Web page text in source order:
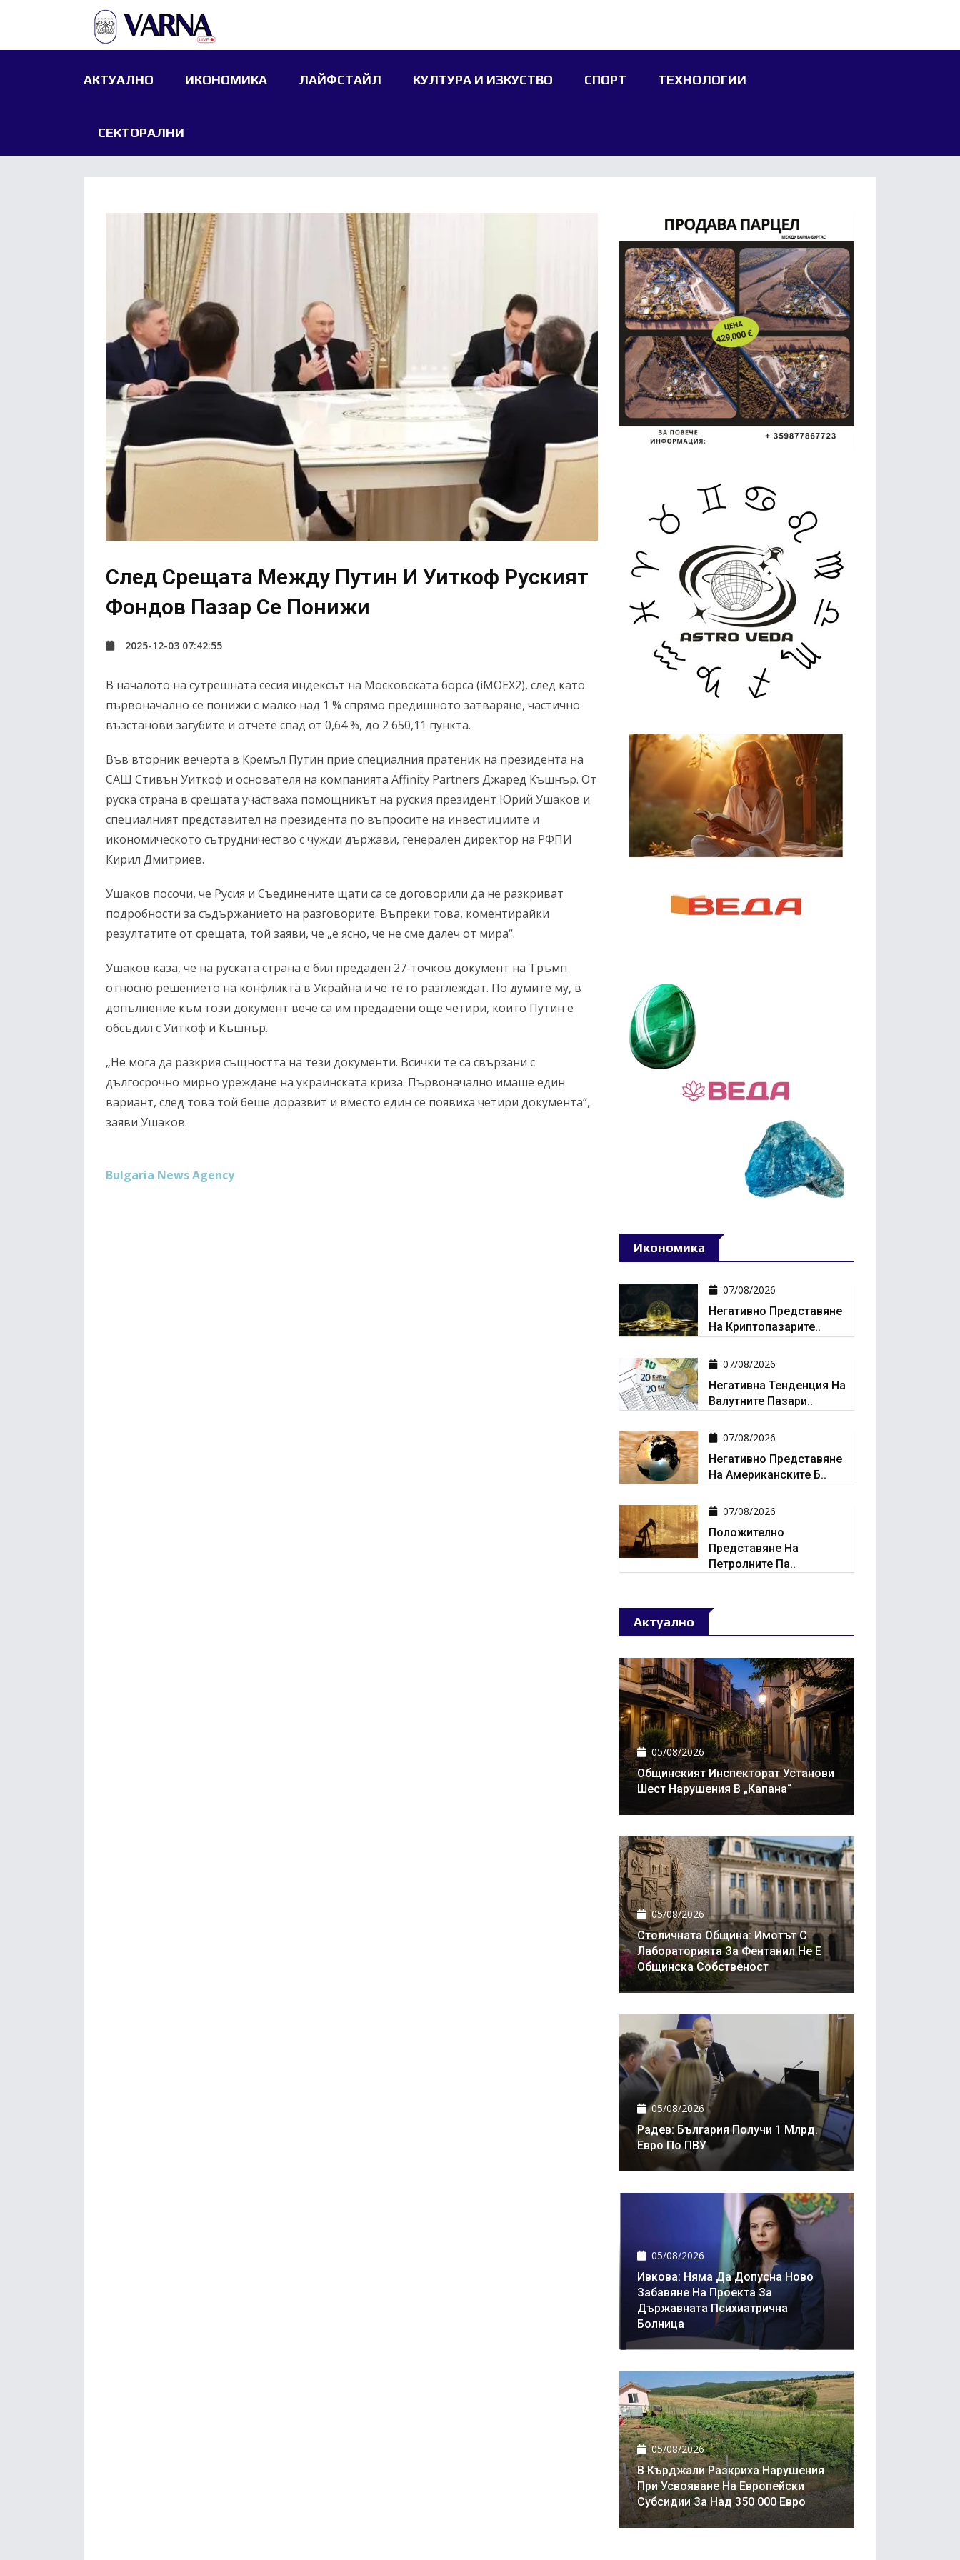
АКТУАЛНО ИКОНОМИКА ЛАЙФСТАЙЛ КУЛТУРА И ИЗКУСТВО СПОРТ ТЕХНОЛОГИИ
СЕКТОРАЛНИ
След Срещата Между Путин И Уиткоф Руският
Фондов Пазар Се Понижи
2025-12-03 07:42:55
В началото на сутрешната сесия индексът на Московската борса (iMOEX2), след като
първоначално се понижи с малко над 1 % спрямо предишното затваряне, частично
възстанови загубите и отчете спад от 0,64 %, до 2 650,11 пункта.
Във вторник вечерта в Кремъл Путин прие специалния пратеник на президента на
САЩ Стивън Уиткоф и основателя на компанията Affinity Partners Джаред Къшнър. От
руска страна в срещата участваха помощникът на руския президент Юрий Ушаков и
специалният представител на президента по въпросите на инвестициите и
икономическото сътрудничество с чужди държави, генерален директор на РФПИ
Кирил Дмитриев.
Ушаков посочи, че Русия и Съединените щати са се договорили да не разкриват
подробности за съдържанието на разговорите. Въпреки това, коментирайки
резултатите от срещата, той заяви, че „е ясно, че не сме далеч от мира“.
Ушаков каза, че на руската страна е бил предаден 27-точков документ на Тръмп
относно решението на конфликта в Украйна и че те го разглеждат. По думите му, в
допълнение към този документ вече са им предадени още четири, които Путин е
обсъдил с Уиткоф и Къшнър.
„Не мога да разкрия същността на тези документи. Всички те са свързани с
дългосрочно мирно уреждане на украинската криза. Първоначално имаше един
вариант, след това той беше доразвит и вместо един се появиха четири документа“,
заяви Ушаков.
Bulgaria News Agency
Икономика
07/08/2026
Негативно Представяне
На Криптопазарите..
07/08/2026
Негативна Тенденция На
Валутните Пазари..
07/08/2026
Негативно Представяне
На Американските Б..
07/08/2026
Положително
Представяне На
Петролните Па..
Актуално
05/08/2026
Общинският Инспекторат Установи
Шест Нарушения В „Капана“
05/08/2026
Столичната Община: Имотът С
Лабораторията За Фентанил Не Е
Общинска Собственост
05/08/2026
Радев: България Получи 1 Млрд.
Евро По ПВУ
05/08/2026
Ивкова: Няма Да Допусна Ново
Забавяне На Проекта За
Държавната Психиатрична
Болница
05/08/2026
В Кърджали Разкриха Нарушения
При Усвояване На Европейски
Субсидии За Над 350 000 Евро